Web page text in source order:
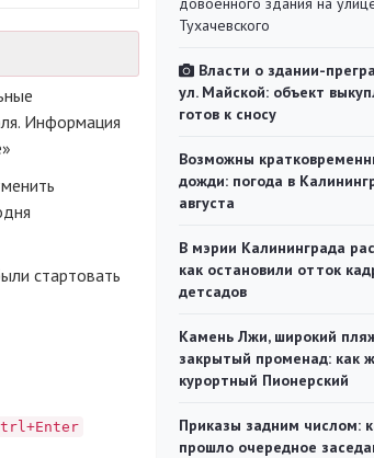
Информация
стартовать
Тухачевского
Власти о здании-
ул. Майской: объект
готов к сносу
Возможны
дожди: погода в
августа
В мэрии Калининграда
как остановили отток
детсадов
Камень Лжи, широкий
закрытый променад: как
курортный Пионерский
Приказы задним числом:
прошло очередное